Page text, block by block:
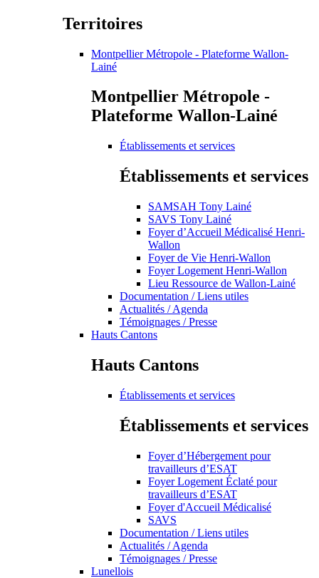
Territoires
Montpellier Métropole - Plateforme Wallon-
Lainé
Montpellier Métropole -
Plateforme Wallon-Lainé
Établissements et services
Établissements et services
SAMSAH Tony Lainé
SAVS Tony Lainé
Foyer d’Accueil Médicalisé Henri-
Wallon
Foyer de Vie Henri-Wallon
Foyer Logement Henri-Wallon
Lieu Ressource de Wallon-Lainé
Documentation / Liens utiles
Actualités / Agenda
Témoignages / Presse
Hauts Cantons
Hauts Cantons
Établissements et services
Établissements et services
Foyer d’Hébergement pour
travailleurs d’ESAT
Foyer Logement Éclaté pour
travailleurs d’ESAT
Foyer d'Accueil Médicalisé
SAVS
Documentation / Liens utiles
Actualités / Agenda
Témoignages / Presse
Lunellois